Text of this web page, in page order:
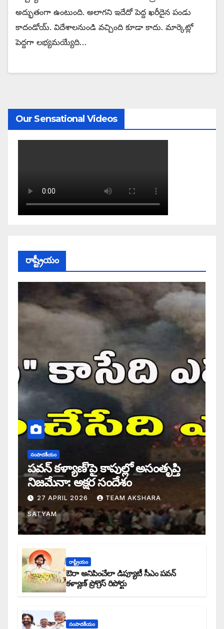
అద్భుతంగా ఉంటుంది. అలాగని ఇదేదో పెద్ద ఖరీదైన పండు
కాదండోయ్. విదేశాలనుండి వచ్చింది కూడా కాదు. మార్కెట్లో
పెద్దగా లభ్యమయ్యేది…
Our Sensational Videos
రాష్ట్రీయం
సంపాదకీయం
పవన్ కళ్యాణ్’పై కాపుల్లో అసంతృప్తి
నిజమేనా: అక్షర సందేశం
27 APRIL 2026 TEAM AKSHARA
SATYAM
రాష్ట్రీయం
ఔరా అనిపించేలా డిప్యూటీ సీఎం పవన్
కళ్యాణ్ ప్రోగ్రెస్ రిపోర్టు
సంపాదకీయం